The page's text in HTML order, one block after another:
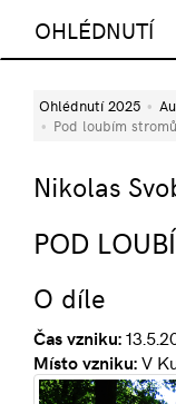
OHLÉDNUTÍ
Ohlédnutí 2025
Pod loubím stromů
Nikolas
POD
O díle
Čas vzniku:
Místo vzniku:V